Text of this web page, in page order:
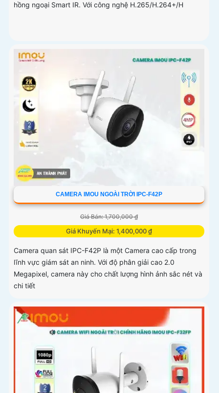
hồng ngoại Smart IR. Với công nghệ H.265/H.264+/H
CAMERA IMOU NGOÀI TRỜI IPC-F42P
Giá Bán: 1,700,000 ₫
Giá Khuyến Mại: 1,400,000 ₫
Camera quan sát IPC-F42P là một Camera cao cấp trong
lĩnh vực giám sát an ninh. Với độ phân giải cao 2.0
Megapixel, camera này cho chất lượng hình ảnh sắc nét và
chi tiết